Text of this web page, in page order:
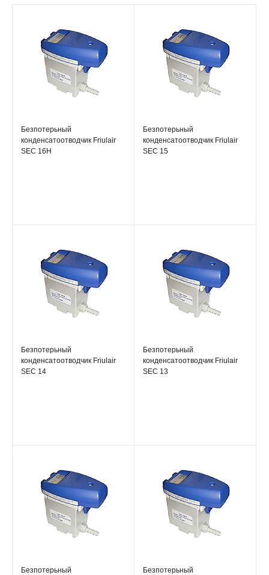
Безпотерьный
конденсатоотводчик Friulair
SEC 16H
Безпотерьный
конденсатоотводчик Friulair
SEC 15
Безпотерьный
конденсатоотводчик Friulair
SEC 14
Безпотерьный
конденсатоотводчик Friulair
SEC 13
Безпотерьный
Безпотерьный